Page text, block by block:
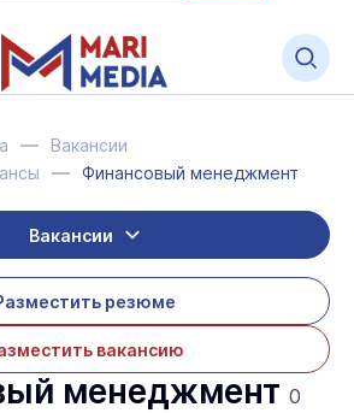
Вакансии
Финансовый менеджмент
резюме
вакансию
Вакансии
менеджмент 0